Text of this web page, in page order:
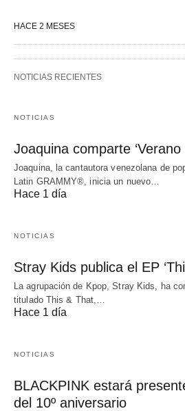
HACE 2 MESES
NOTICIAS RECIENTES
NOTICIAS
Joaquina comparte ‘Verano
Joaquina, la cantautora venezolana de
Latin GRAMMY®, inicia un nuevo…
Hace 1 día
NOTICIAS
Stray Kids publica el EP
La agrupación de Kpop, Stray Kids, ha
titulado This & That,…
Hace 1 día
NOTICIAS
BLACKPINK estará
del 10º aniversario